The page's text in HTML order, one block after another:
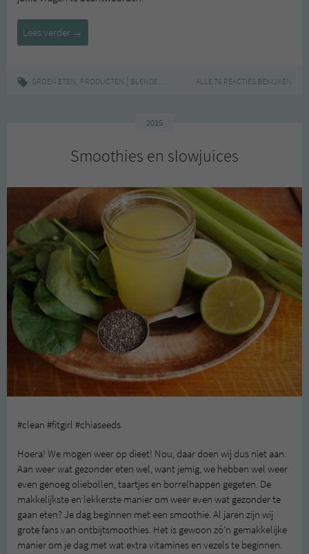
Lees verder Keukenapparatuur
→
GROEN ETEN, PRODUCTEN BLENDER , FOODPROCESSOR,KEUKENAPPARATUUR
ALLE 76 REACTIES BEKIJKEN
2015
Smoothies en slowjuices
#clean #fitgirl #chiaseeds
Hoera! We mogen weer op dieet! Nou, daar doen wij dus niet aan.
Aan weer wat gezonder eten wel, want jemig, we hebben wel weer
even genoeg oliebollen, taartjes en borrelhappen gegeten. De
makkelijkste en lekkerste manier om weer even wat gezonder te
gaan eten? Je dag beginnen met een smoothie. Al jaren zijn wij
grote fans van ontbijtsmoothies. Het is gewoon zó’n gemakkelijke
manier om je dag met wat extra vitamines en vezels te beginnen.